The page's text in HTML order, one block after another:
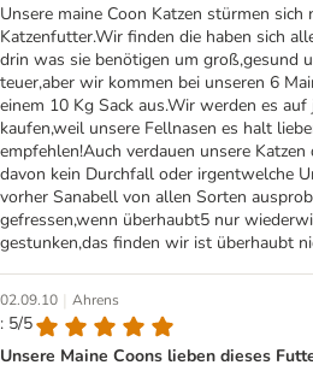
Unsere maine Coon Katzen stürmen sich
Katzenfutter.Wir finden die haben sich
drin was sie benötigen um groß,gesund
teuer,aber wir kommen bei unseren 6
einem 10 Kg Sack aus.Wir werden es
kaufen,weil unsere Fellnasen es halt
empfehlen!Auch verdauen unsere
davon kein Durchfall oder irgentwelche
vorher Sanabell von allen Sorten
gefressen,wenn überhaubt5 nur
gestunken,das finden wir ist überhaubt
02.09.10 | Ahrens
: 5/5
Unsere Maine Coons lieben dieses